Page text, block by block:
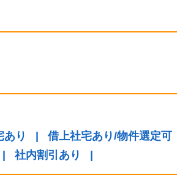
あり | 借上社宅あり/物件選定可
| 社内割引あり |